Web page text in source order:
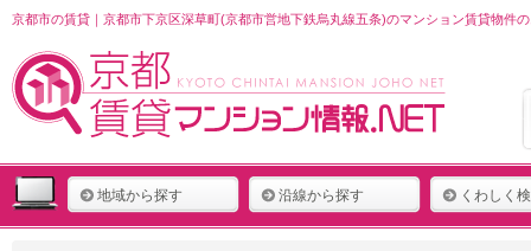
京都市の賃貸｜京都市下京区深草町(京都市営地下鉄烏丸線五条)のマンション賃貸物件
地域から探す 沿線から探す くわしく